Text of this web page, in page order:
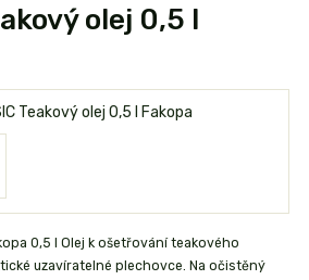
olej 0,5 l
0,5 l Olej k ošetřování teakového
uzavíratelné plechovce. Na očistěný